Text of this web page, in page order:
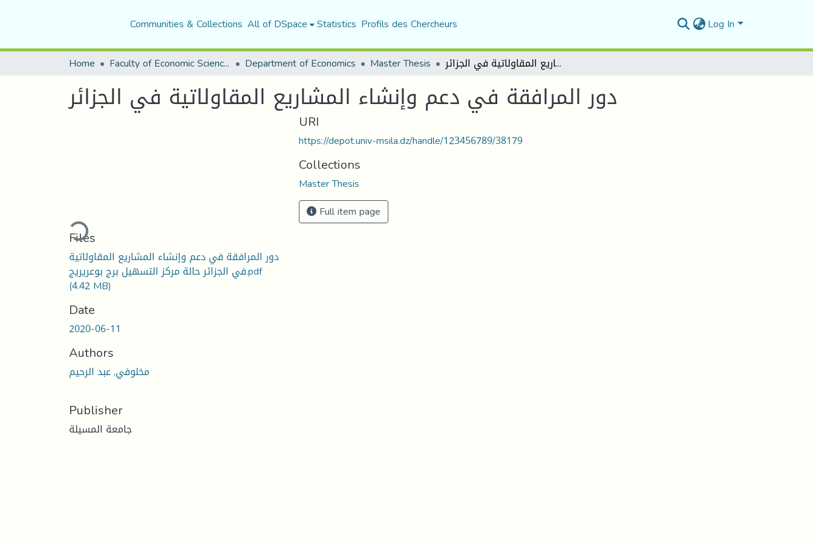
Communities & Collections All of DSpace Statistics Profils des Chercheurs Log In
Home Faculty of Economic Sciences, Commerce and Management Sciences Department of Economics Master Thesis دور المرافقة في دعم وإنشاء المشاريع المقاولاتية في الجزائر
دور المرافقة في دعم وإنشاء المشاريع المقاولاتية في الجزائر
Loading...
Files
دور المرافقة في دعم وإنشاء المشاريع المقاولاتية
في الجزائر حالة مركز التسهيل برج بوعريريج.pdf
(4.42 MB)
Date
2020-06-11
Authors
مخلوفي, عبد الرحيم
Publisher
جامعة المسيلة
URI
https://depot.univ-msila.dz/handle/123456789/38179
Collections
Master Thesis
Full item page